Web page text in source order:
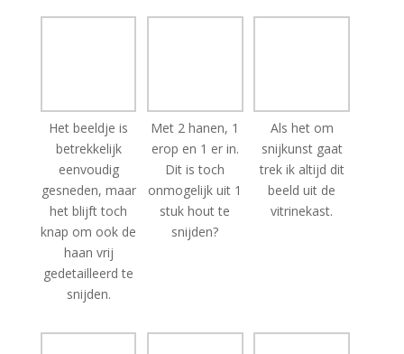
betrekkelijk
eenvoudig
gesneden, maar
het blijft toch
knap om ook de
haan vrij
gedetailleerd te
snijden.
erop en 1 er in.
Dit is toch
onmogelijk uit 1
stuk hout te
snijden?
snijkunst gaat
trek ik altijd dit
beeld uit de
vitrinekast.